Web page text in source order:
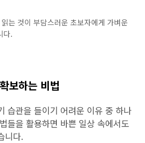
는 것이 부담스러운 초보자에게 가벼운
다.
보하는 비법
습관을 들이기 어려운 이유 중 하나
들을 활용하면 바쁜 일상 속에서도
니다.